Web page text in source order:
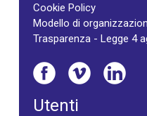
Cookie Policy
Modello di
Trasparenza - Legge 4
Utenti